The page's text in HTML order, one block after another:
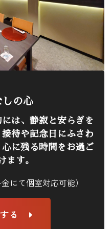
しの心
は、静寂と安らぎを
待や記念日にふさわ
に残る時間をお過ご
ます。
にて個室対応可能）
る